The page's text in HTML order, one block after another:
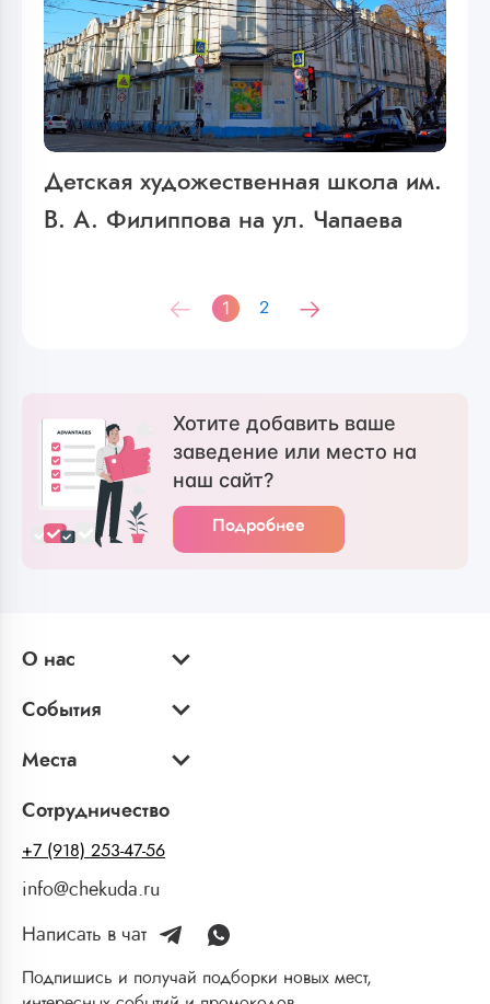
Детская художественная школа им.
В. А. Филиппова на ул. Чапаева
1 2
Хотите добавить ваше
заведение или место на
наш сайт?
Подробнее
О нас
События
Места
Сотрудничество
+7 (918) 253-47-56
info@chekuda.ru
Написать в чат
Подпишись и получай подборки новых мест,